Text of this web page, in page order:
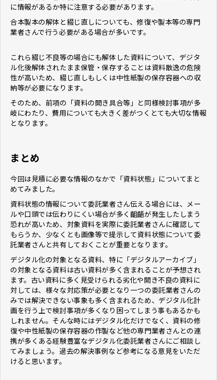
に情報があるか特に注意する必要があります。
合本製本の解体と綴じ直しについても、修復や製本等の専門
業者さんで行う必要がある場合が多いです。
これら綴じ不良等の場合にも解体した資料について、デジタ
ル化後解体されたまま保管・保存することは資料散逸の危険
性が高いため、綴じ直しもしくは中性紙製の保存容器への収
納等が必要になります。
そのため、前項の「資料の開き具合等」と同様検討事項が多
岐にわたり、費用についても大きく差がつくとても大切な情報
となります。
まとめ
今回は見積に必要な情報のなかで「資料状態」についてまと
めてみました。
資料状態の情報について委託業者さん伝える場合には、メー
ルや口頭では伝わりにくい場合が多く齟齬が発生したしまう
恐れが高いため、対象資料を実際に委託業者さんに確認して
もらうか、少なくとも画像等で提示して資料状態について委
託業者さんと共有しておくことが重要となります。
デジタル化の対象となる資料、特に「デジタルアーカイブ」
の対象となる資料は古い資料が多く含まれることが予想され
ます。古い資料に多く見受けられる劣化や開き不良の資料に
対しては、様々な対応策が必要となり一つの委託業者さんの
みでは解決できない事象も多く含まれるため、デジタル化計
画を行う上で検討事項が多くなり困ってしまう事もあるかも
しれません。そんな時にはデジタル化だけでなく、資料の修
復や中性紙製の保存容器の作製など他の専門業者さんとの連
携が多くある経験豊富なデジタル化委託業者さんにご相談し
てみましょう。過去の解決事例など参考になる意見をいただ
けると思います。